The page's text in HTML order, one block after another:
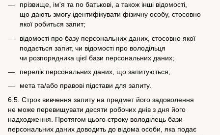
прізвище, ім'я та по батькові, а також інші відомості,
що дають змогу ідентифікувати фізичну особу, стосовно
якої робиться запит;
відомості про базу персональних даних, стосовно якої
подається запит, чи відомості про володільця
чи розпорядника цієї бази персональних даних;
перелік персональних даних, що запитуються;
мета та/або правові підстави для запиту.
6.5. Строк вивчення запиту на предмет його задоволення
не може перевищувати десяти робочих днів з дня його
надходження. Протягом цього строку володілець бази
персональних даних доводить до відома особи, яка подає